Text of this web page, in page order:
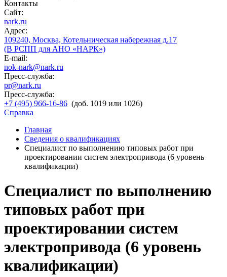
Контакты
Сайт:
nark.ru
Адрес:
109240, Москва, Котельническая набережная д.17
(В РСПП для АНО «НАРК»)
E-mail:
nok-nark@nark.ru
Пресс-служба:
pr@nark.ru
Пресс-служба:
+7 (495) 966-16-86 (доб. 1019 или 1026)
Справка
Главная
Сведения о квалификациях
Специалист по выполнению типовых работ при
проектировании систем электропривода (6 уровень
квалификации)
Специалист по выполнению
типовых работ при
проектировании систем
электропривода (6 уровень
квалификации)